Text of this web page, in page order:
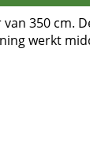
350 cm.
werkt